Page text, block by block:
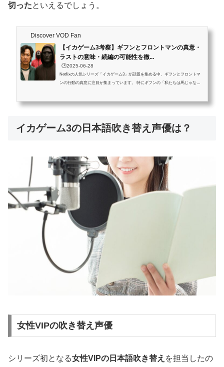
切ったといえるでしょう。
Discover VOD Fan
【イカゲーム3考察】ギフンとフロントマンの真意・
ラストの意味・続編の可能性を徹...
🕒️2025-06-28
Netflixの人気シリーズ「イカゲーム3」が話題を集める中、ギフンとフロントマ
ンの行動の真意に注目が集まっています。 特にギフンの「私たちは馬じゃな
話のラストシーンが示す続編の伏線イカゲーム・ユニバース拡張の可能性と...
イカゲーム3の日本語吹き替え声優は？
女性VIPの吹き替え声優
シリーズ初となる女性VIPの日本語吹き替え を担当したの